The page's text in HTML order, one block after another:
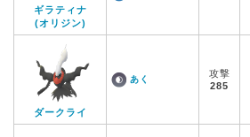
ギラティナ
(オリジン)
ダークライ
あく
攻撃
285